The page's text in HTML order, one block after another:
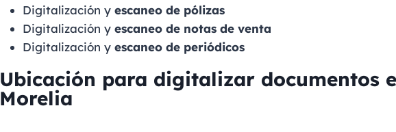
Digitalización y escaneo de pólizas
Digitalización y escaneo de notas de venta
Digitalización y escaneo de periódicos
Ubicación para digitalizar documentos
Morelia